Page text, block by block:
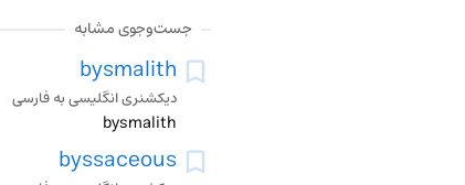
جست‌وجوی مشابه
bysmalith
دیکشنری انگلیسی به فارسی
bysmalith
byssaceous